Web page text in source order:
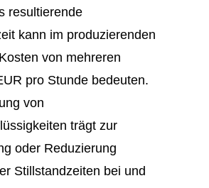
resultierende
kann im produzierenden
von mehreren
pro Stunde bedeuten.
von
trägt zur
oder Reduzierung
Stillstandzeiten bei und